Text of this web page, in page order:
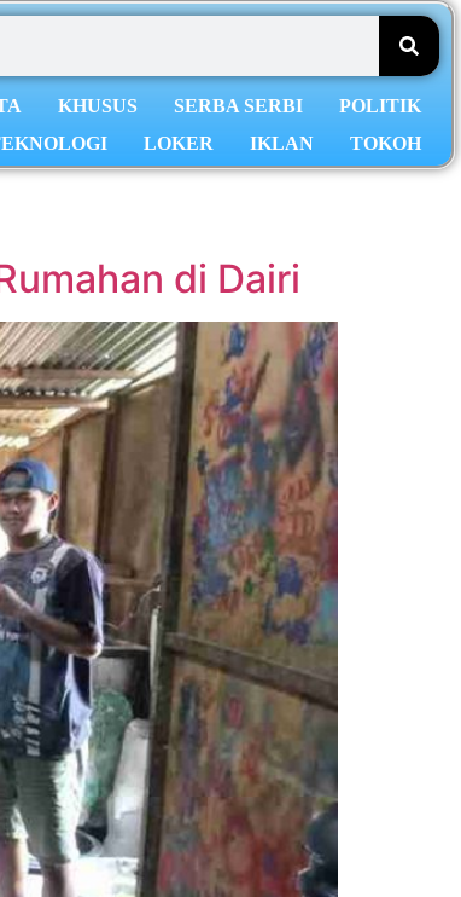
KHUSUS SERBA SERBI
POLITIK
LOKER IKLAN TOKOH
di Dairi